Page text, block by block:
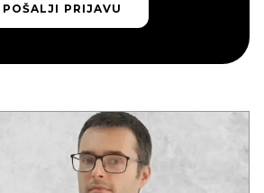
POŠALJI PRIJAVU
POŠALJI PRIJAVU